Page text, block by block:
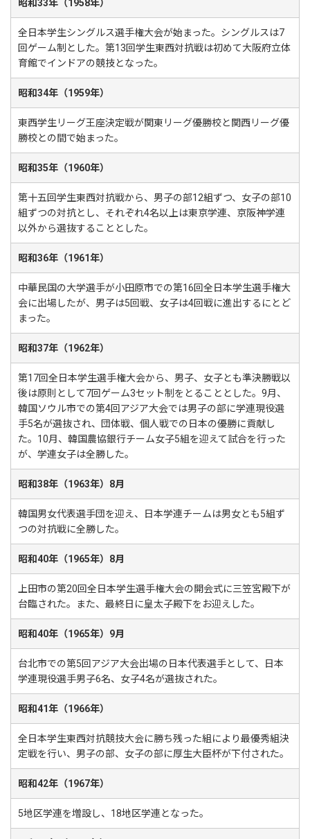
昭和33年（1958年）
全日本学生シングルス選手権大会が始まった。シングルスは7
回ゲーム制とした。第13回学生東西対抗戦は初めて大阪府立体
育館でインドアの競技となった。
昭和34年（1959年）
東西学生リーグ王座決定戦が関東リーグ優勝校と関西リーグ優
勝校との間で始まった。
昭和35年（1960年）
第十五回学生東西対抗戦から、男子の部12組ずつ、女子の部10
組ずつの対抗とし、それぞれ4名以上は東京学連、京阪神学連
以外から選抜することとした。
昭和36年（1961年）
中華民国の大学選手が小田原市での第16回全日本学生選手権大
会に出場したが、男子は5回戦、女子は4回戦に進出するにとど
まった。
昭和37年（1962年）
第17回全日本学生選手権大会から、男子、女子とも準決勝戦以
後は原則として7回ゲーム3セット制をとることとした。9月、
韓国ソウル市での第4回アジア大会では男子の部に学連現役選
手5名が選抜され、団体戦、個人戦での日本の優勝に貢献し
た。10月、韓国農協銀行チーム女子5組を迎えて試合を行った
が、学連女子は全勝した。
昭和38年（1963年）8月
韓国男女代表選手団を迎え、日本学連チームは男女とも5組ず
つの対抗戦に全勝した。
昭和40年（1965年）8月
上田市の第20回全日本学生選手権大会の開会式に三笠宮殿下が
台臨された。また、最終日に皇太子殿下をお迎えした。
昭和40年（1965年）9月
台北市での第5回アジア大会出場の日本代表選手として、日本
学連現役選手男子6名、女子4名が選抜された。
昭和41年（1966年）
全日本学生東西対抗競技大会に勝ち残った組により最優秀組決
定戦を行い、男子の部、女子の部に厚生大臣杯が下付された。
昭和42年（1967年）
5地区学連を増設し、18地区学連となった。